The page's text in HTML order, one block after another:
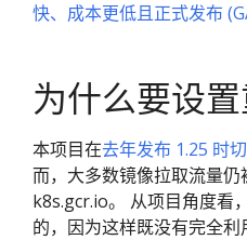
快、成本更低且正式发布
为什么要设置
本项目在去年发布 1.25 时
而，大多数镜像拉取流量仍
k8s.gcr.io。 从项目角度看
的，因为这样既没有完全